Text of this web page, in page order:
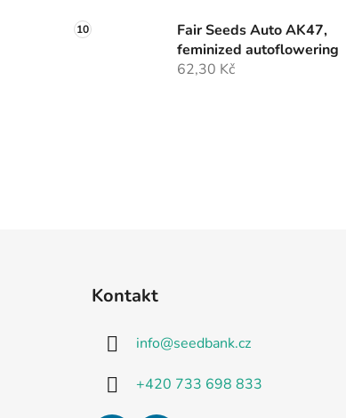
Fair Seeds Auto AK47,
feminized autoflowering
62,30 Kč
Kontakt
info@seedbank.cz
+420 733 698 833